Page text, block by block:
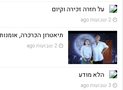
על חזרה זכירה וקיום
2 שבועות ago
תיאטרון הכרכרה,
2 שבועות ago
הלא מודע
3 שבועות ago